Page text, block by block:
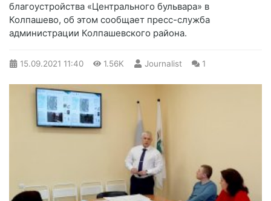
благоустройства «Центрального бульвара» в
Колпашево, об этом сообщает пресс-служба
администрации Колпашевского района.
15.09.2021 11:40 1.56K Journalist 1